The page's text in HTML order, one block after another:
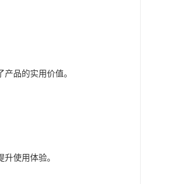
品的实用价值。
使用体验。